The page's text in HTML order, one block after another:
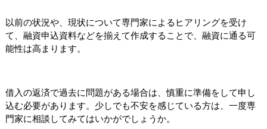
以前の状況や、現状について専門家によるヒアリングを受け
て、融資申込資料などを揃えて作成することで、融資に通る可
能性は高まります。
借入の返済で過去に問題がある場合は、慎重に準備をして申し
込む必要があります。少しでも不安を感じている方は、一度専
門家に相談してみてはいかがでしょうか。